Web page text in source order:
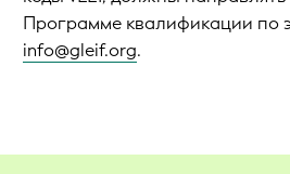
Программе квалификации по
info@gleif.org.